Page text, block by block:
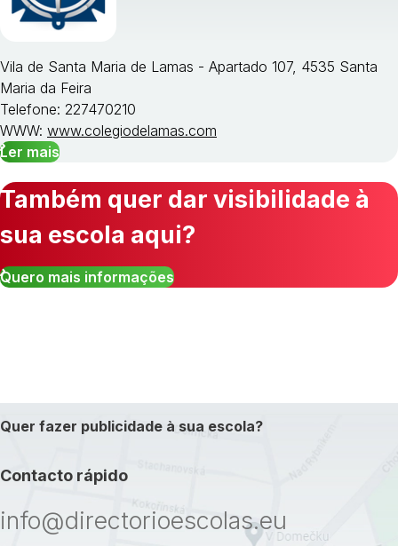
Vila de Santa Maria de Lamas - Apartado 107, 4535 Santa
Maria da Feira
Telefone: 227470210
WWW: www.colegiodelamas.com
Ler mais
Também quer dar visibilidade à
sua escola aqui?
Quero mais informações
Quer fazer publicidade à sua escola?
Contacto rápido
info@directorioescolas.eu